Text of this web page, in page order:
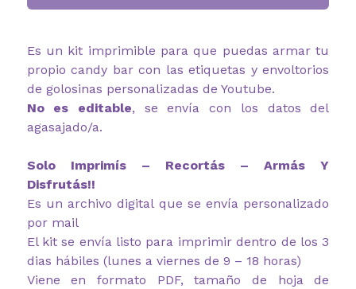
Es un kit imprimible para que puedas armar tu
propio candy bar con las etiquetas y envoltorios
de golosinas personalizadas de Youtube.
No es editable, se envía con los datos del
agasajado/a.
Solo Imprimís – Recortás – Armás Y
Disfrutás!!
Es un archivo digital que se envía personalizado
por mail
El kit se envía listo para imprimir dentro de los 3
dias hábiles (lunes a viernes de 9 – 18 horas)
Viene en formato PDF, tamaño de hoja de